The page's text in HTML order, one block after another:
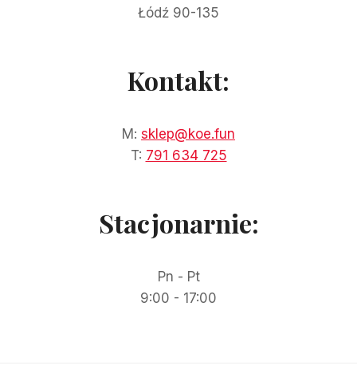
Łódź 90-135
Kontakt:
M: sklep@koe.fun
T: 791 634 725
Stacjonarnie:
Pn - Pt
9:00 - 17:00